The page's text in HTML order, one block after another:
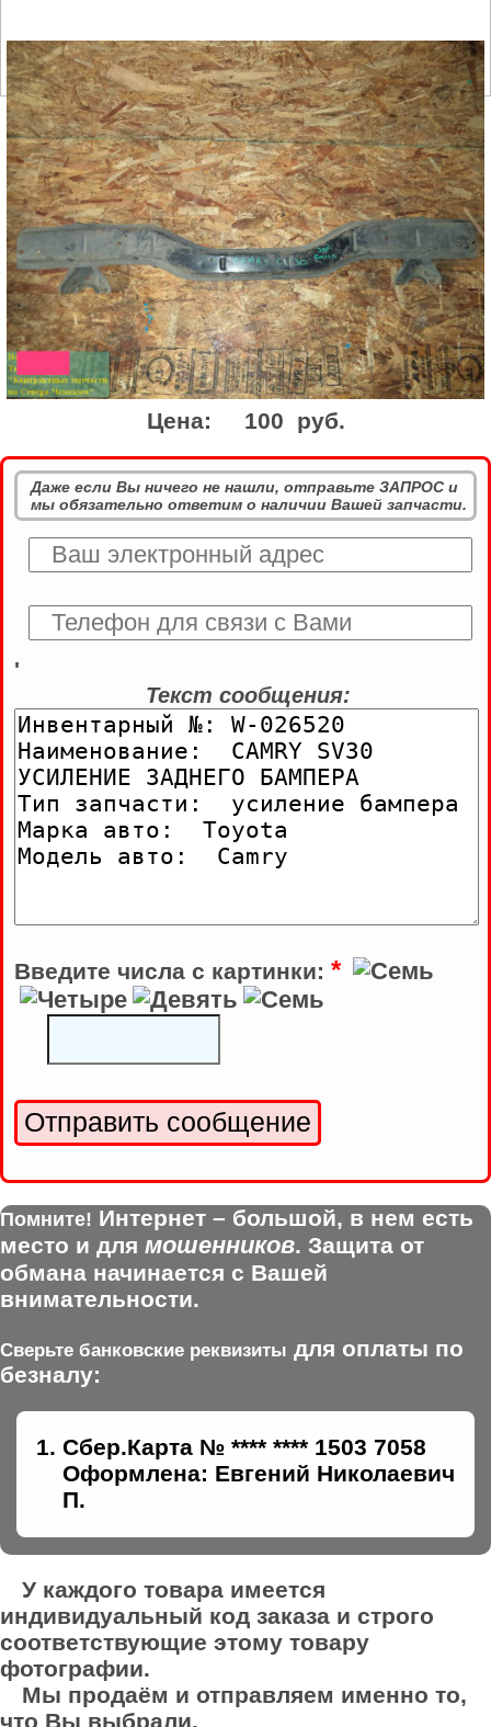
Цена: 100 руб.
Даже если Вы ничего не нашли, отправьте ЗАПРОС и
мы обязательно ответим о наличии Вашей запчасти.
'
Текст сообщения:
Введите числа с картинки: *
Помните! Интернет – большой, в нем есть
место и для мошенников. Защита от
обмана начинается с Вашей
внимательности.
Сверьте банковские реквизиты для оплаты по
безналу:
Сбер.Карта № **** **** 1503 7058
Оформлена: Евгений Николаевич
П.
У каждого товара имеется
индивидуальный код заказа и строго
соответствующие этому товару
фотографии.
Мы продаём и отправляем именно то,
что Вы выбрали.